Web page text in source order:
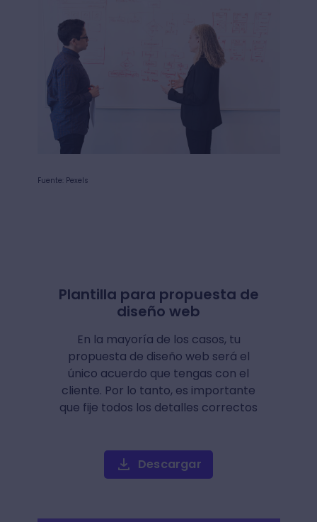
Fuente: Pexels
Plantilla para propuesta de
diseño web
En la mayoría de los casos, tu
propuesta de diseño web será el
único acuerdo que tengas con el
cliente. Por lo tanto, es importante
que fije todos los detalles correctos
Descargar